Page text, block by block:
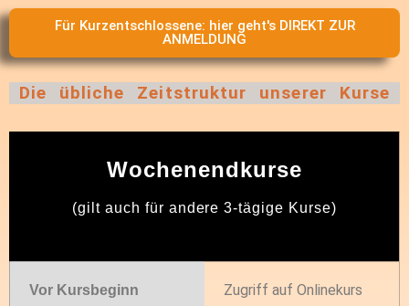
Für Kurzentschlossene: hier geht's DIREKT ZUR
ANMELDUNG
Die übliche Zeitstruktur unserer Kurse
Wochenendkurse
(gilt auch für andere 3-tägige Kurse)
Vor Kursbeginn Zugriff auf Onlinekurs